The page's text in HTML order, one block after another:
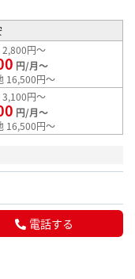
2,800円～
円/月～
16,500円～
3,100円～
円/月～
16,500円～
電話する